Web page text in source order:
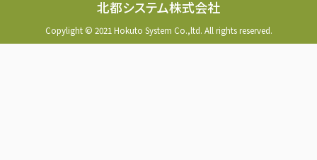
北都システム株式会社
Copylight © 2021 Hokuto System Co.,ltd. All rights reserved.